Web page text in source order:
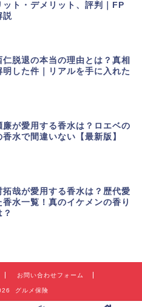
ット・デメリット、評判｜FP
説
仁脱退の本当の理由とは？真相
明した件｜リアルを手に入れた
廉が愛用する香水は？ロエベの
香水で間違いない【最新版】
拓哉が愛用する香水は？歴代愛
香水一覧！真のイケメンの香り
？
お問い合わせフォーム
グルメ保険